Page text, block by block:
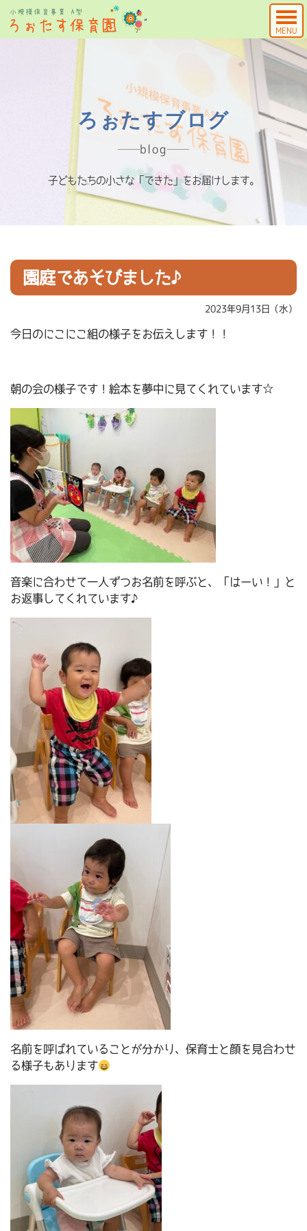
MENU
ろぉたすブログ
blog
子どもたちの小さな「できた」をお届けします。
園庭であそびました♪
2023年9月13日（水）
今日のにこにこ組の様子をお伝えします！！
朝の会の様子です！絵本を夢中に見てくれています☆
音楽に合わせて一人ずつお名前を呼ぶと、「はーい！」と
お返事してくれています♪
名前を呼ばれていることが分かり、保育士と顔を見合わせ
る様子もあります